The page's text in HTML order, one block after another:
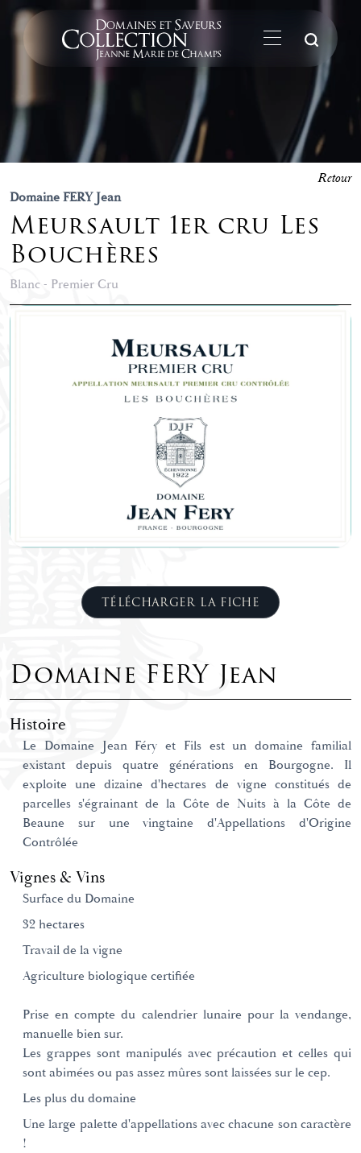
Domaine FERY Jean
Meursault 1er cru Les
Bouchères
Blanc - Premier Cru
Retour
TÉLÉCHARGER LA FICHE
Domaine FERY Jean
Histoire
Le Domaine Jean Féry et Fils est un domaine familial
existant depuis quatre générations en Bourgogne. Il
exploite une dizaine d'hectares de vigne constitués de
parcelles s'égrainant de la Côte de Nuits à la Côte de
Beaune sur une vingtaine d'Appellations d'Origine
Contrôlée
Vignes & Vins
Surface du Domaine
32 hectares
Travail de la vigne
Agriculture biologique certifiée
Prise en compte du calendrier lunaire pour la vendange,
manuelle bien sur.
Les grappes sont manipulés avec précaution et celles qui
sont abimées ou pas assez mûres sont laissées sur le cep.
Les plus du domaine
Une large palette d'appellations avec chacune son caractère
!